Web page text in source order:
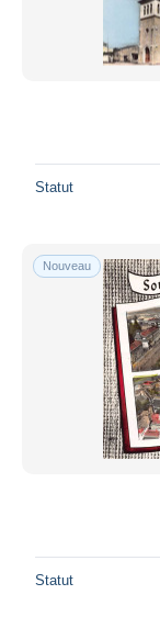
Statut
Nouveau
Statut